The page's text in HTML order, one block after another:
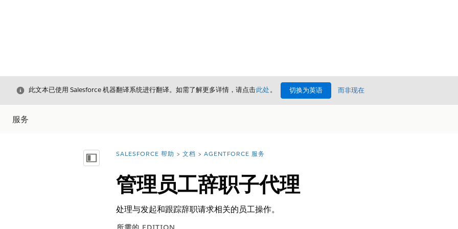
关闭
此文本已使用 Salesforce 机器翻译系统进行翻译。如需了解更多详情，请点击此处。 切换为英语 而非现在
服务
显示目录 您在此处：
SALESFORCE 帮助 文档 AGENTFORCE 服务
管理员工辞职子代理
处理与发起和跟踪辞职请求相关的员工操作。